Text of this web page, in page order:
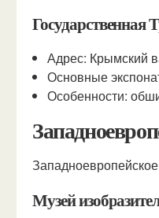
Государственная
Адрес: Крымский
Основные
Особенности:
Музей